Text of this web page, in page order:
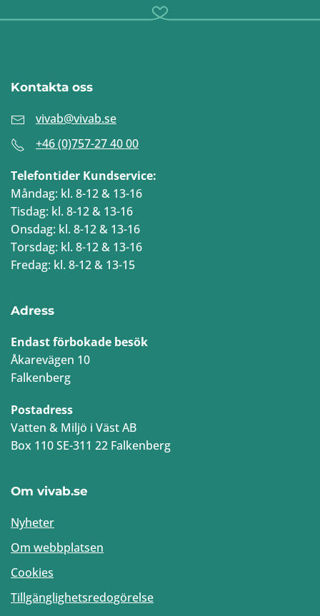
Kontakta oss
vivab@vivab.se
+46 (0)757-27 40 00
Telefontider Kundservice:
Måndag: kl. 8-12 & 13-16
Tisdag: kl. 8-12 & 13-16
Onsdag: kl. 8-12 & 13-16
Torsdag: kl. 8-12 & 13-16
Fredag: kl. 8-12 & 13-15
Adress
Endast förbokade besök
Åkarevägen 10
Falkenberg
Postadress
Vatten & Miljö i Väst AB
Box 110 SE-311 22 Falkenberg
Om vivab.se
Nyheter
Om webbplatsen
Cookies
Tillgänglighetsredogörelse